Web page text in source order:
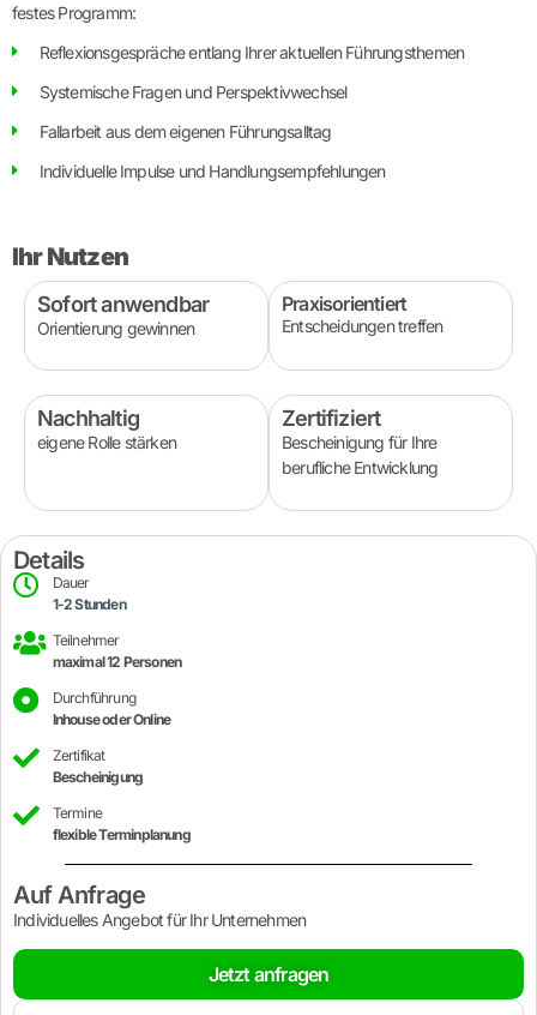
festes Programm:
Reflexionsgespräche entlang Ihrer aktuellen Führungsthemen
Systemische Fragen und Perspektivwechsel
Fallarbeit aus dem eigenen Führungsalltag
Individuelle Impulse und Handlungsempfehlungen
Ihr Nutzen
Sofort anwendbar
Orientierung gewinnen
Praxisorientiert
Entscheidungen treffen
Nachhaltig
eigene Rolle stärken
Zertifiziert
Bescheinigung für Ihre
berufliche Entwicklung
Details
Dauer
1-2 Stunden
Teilnehmer
maximal 12 Personen
Durchführung
Inhouse oder Online
Zertifikat
Bescheinigung
Termine
flexible Terminplanung
Auf Anfrage
Individuelles Angebot für Ihr Unternehmen
Jetzt anfragen